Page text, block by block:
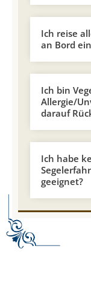
Ich reise
an Bord
Ich bin
Allergie/
darauf
Ich habe
geeignet?